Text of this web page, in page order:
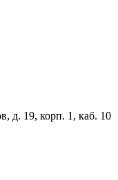
д. 19, корп. 1, каб. 10